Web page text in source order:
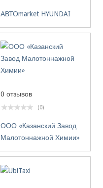
АВТОmarket HYUNDAI
0 отзывов
(0)
ООО «Казанский Завод
Малотоннажной Химии»